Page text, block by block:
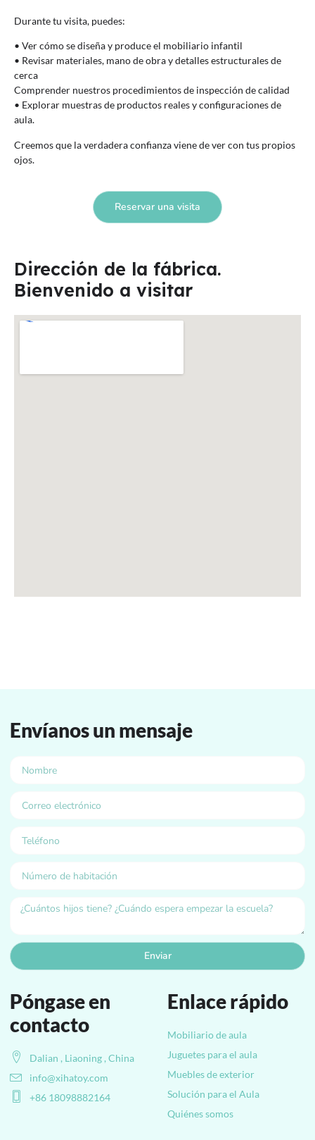
Durante tu visita, puedes:
• Ver cómo se diseña y produce el mobiliario infantil
• Revisar materiales, mano de obra y detalles estructurales de
cerca
Comprender nuestros procedimientos de inspección de calidad
• Explorar muestras de productos reales y configuraciones de
aula.
Creemos que la verdadera confianza viene de ver con tus propios
ojos.
Reservar una visita
Dirección de la fábrica.
Bienvenido a visitar
Enlace rápido
Mobiliario de aula
Juguetes para el aula
Muebles de exterior
Solución para el Aula
Quiénes somos
Póngase en
contacto
Dalian , Liaoning , China
info@xihatoy.com
+86 18098882164
Envíanos un mensaje
Enviar